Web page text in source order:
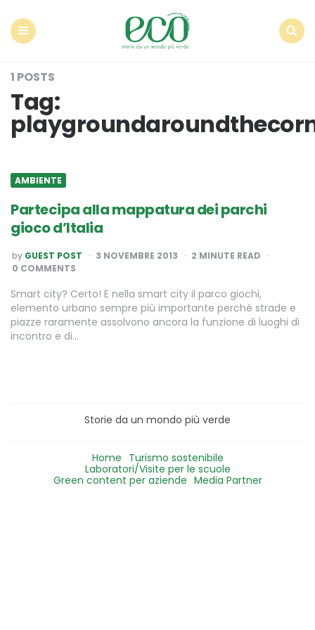
1 POSTS
Tag:
AMBIENTE
Partecipa alla mappatura dei parchi
gioco d’Italia
POSTED
BY
by GUEST POST 3 NOVEMBRE 2013 2 MINUTE READ
0 COMMENTS
Smart city? Certo! E nella smart city il parco giochi,
elemento urbano sempre più importante perché strade e
piazze raramente assolvono ancora la funzione di luoghi di
incontro e di…
Storie da un mondo più verde
Home Turismo sostenibile
Laboratori/Visite per le scuole
Green content per aziende Media Partner